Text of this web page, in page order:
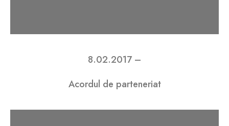
8.02.2017 –
Acordul de parteneriat